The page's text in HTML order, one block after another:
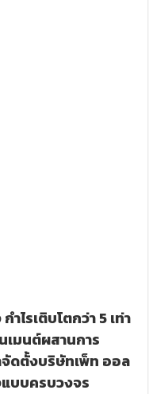
ไรเติบโตกว่า 5 เท่า
เมนต์ผสานการ
ดตั้งบริษัทเพ็ท ออล
บบครบวงจร